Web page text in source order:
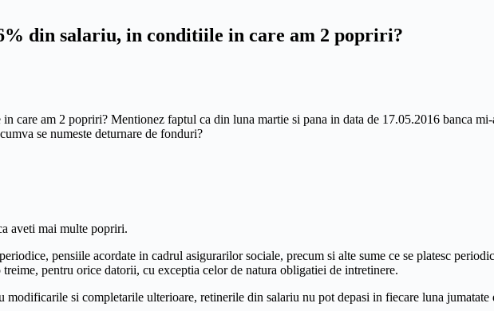
din salariu, in conditiile in care am 2 popriri?
care am 2 popriri? Mentionez faptul ca din luna martie si pana in data de 17.05.2016 banca
se numeste deturnare de fonduri?
aveti mai multe popriri.
pensiile acordate in cadrul asigurarilor sociale, precum si alte sume ce se platesc
pentru orice datorii, cu exceptia celor de natura obligatiei de intretinere.
si completarile ulterioare, retinerile din salariu nu pot depasi in fiecare luna jumatate